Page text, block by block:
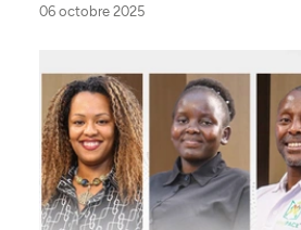
06 octobre 2025